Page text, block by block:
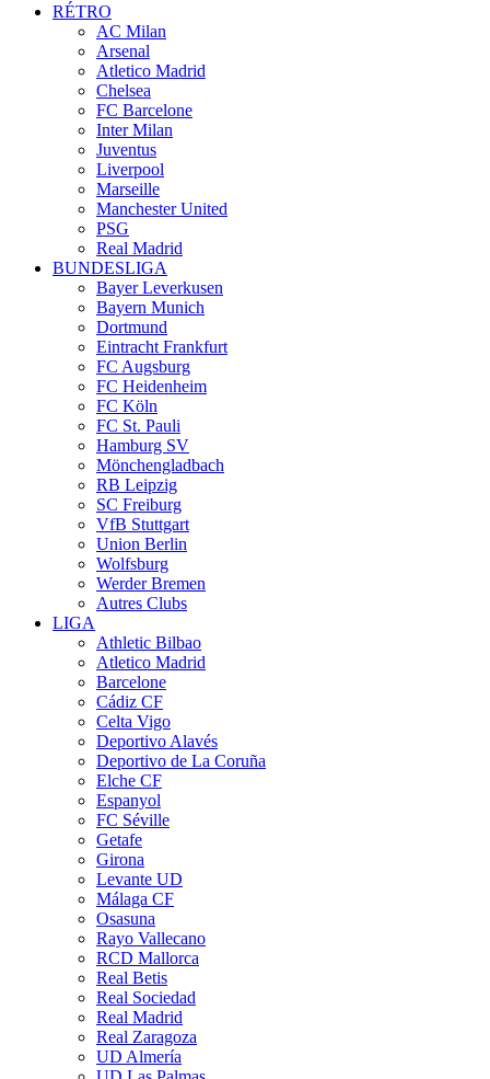
RÉTRO
AC Milan
Arsenal
Atletico Madrid
Chelsea
FC Barcelone
Inter Milan
Juventus
Liverpool
Marseille
Manchester United
PSG
Real Madrid
BUNDESLIGA
Bayer Leverkusen
Bayern Munich
Dortmund
Eintracht Frankfurt
FC Augsburg
FC Heidenheim
FC Köln
FC St. Pauli
Hamburg SV
Mönchengladbach
RB Leipzig
SC Freiburg
VfB Stuttgart
Union Berlin
Wolfsburg
Werder Bremen
Autres Clubs
LIGA
Athletic Bilbao
Atletico Madrid
Barcelone
Cádiz CF
Celta Vigo
Deportivo Alavés
Deportivo de La Coruña
Elche CF
Espanyol
FC Séville
Getafe
Girona
Levante UD
Málaga CF
Osasuna
Rayo Vallecano
RCD Mallorca
Real Betis
Real Sociedad
Real Madrid
Real Zaragoza
UD Almería